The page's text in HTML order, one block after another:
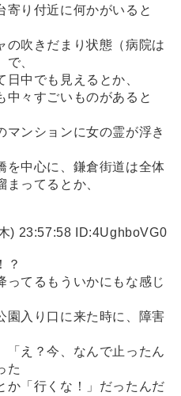
寄り付近に何かがいると
の吹きだまり状態（病院は
、
日中でも見えるとか、
中々すごいものがあると
マンションに女の霊が浮き
を中心に、鎌倉街道は全体
ってるとか、
) 23:57:58 ID:4UghboVG0
？
ってるもういかにもな感じ
園入り口に来た時に、障害
「え？今、なんで止ったん
た
か「行くな！」だったんだ